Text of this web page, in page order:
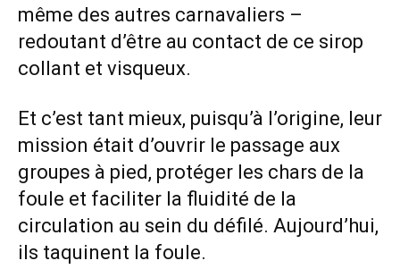
même des autres carnavaliers –
redoutant d’être au contact de ce sirop
collant et visqueux.
Et c’est tant mieux, puisqu’à l’origine, leur
mission était d’ouvrir le passage aux
groupes à pied, protéger les chars de la
foule et faciliter la fluidité de la
circulation au sein du défilé. Aujourd’hui,
ils taquinent la foule.